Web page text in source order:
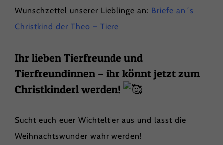
Wunschzettel unserer Lieblinge an: Briefe an´s
Christkind der Theo – Tiere
Ihr lieben Tierfreunde und
Tierfreundinnen – ihr könnt jetzt zum
Christkinderl werden!
Sucht euch euer Wichteltier aus und lasst die
Weihnachtswunder wahr werden!